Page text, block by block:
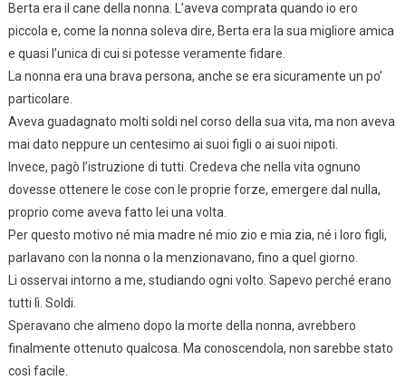
Berta era il cane della nonna. L’aveva comprata quando io ero
piccola e, come la nonna soleva dire, Berta era la sua migliore amica
e quasi l’unica di cui si potesse veramente fidare.
La nonna era una brava persona, anche se era sicuramente un po’
particolare.
Aveva guadagnato molti soldi nel corso della sua vita, ma non aveva
mai dato neppure un centesimo ai suoi figli o ai suoi nipoti.
Invece, pagò l’istruzione di tutti. Credeva che nella vita ognuno
dovesse ottenere le cose con le proprie forze, emergere dal nulla,
proprio come aveva fatto lei una volta.
Per questo motivo né mia madre né mio zio e mia zia, né i loro figli,
parlavano con la nonna o la menzionavano, fino a quel giorno.
Li osservai intorno a me, studiando ogni volto. Sapevo perché erano
tutti lì. Soldi.
Speravano che almeno dopo la morte della nonna, avrebbero
finalmente ottenuto qualcosa. Ma conoscendola, non sarebbe stato
così facile.